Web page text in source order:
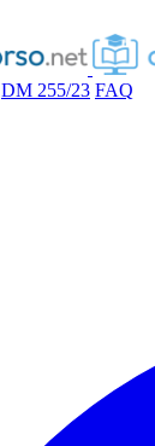
DM 255/23 FAQ